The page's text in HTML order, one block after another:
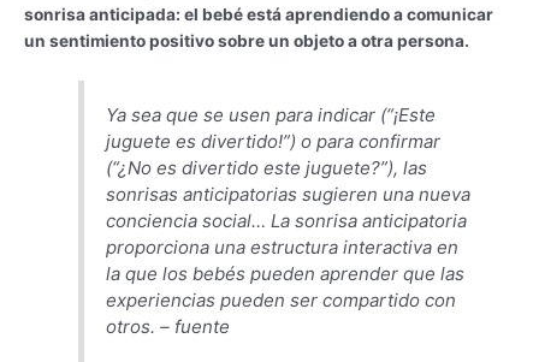
sonrisa anticipada: el bebé está aprendiendo a comunicar
un sentimiento positivo sobre un objeto a otra persona.
Ya sea que se usen para indicar (“¡Este
juguete es divertido!”) o para confirmar
(“¿No es divertido este juguete?”), las
sonrisas anticipatorias sugieren una nueva
conciencia social… La sonrisa anticipatoria
proporciona una estructura interactiva en
la que los bebés pueden aprender que las
experiencias pueden ser compartido con
otros. – fuente